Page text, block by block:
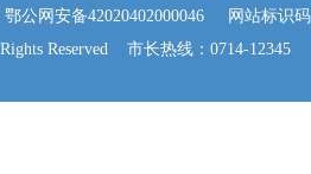
鄂公网安备42020402000046 网站标识码
Reserved 市长热线：0714-12345